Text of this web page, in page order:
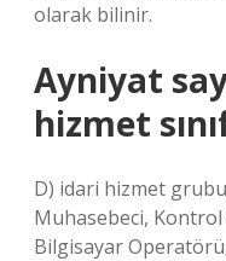
olarak bilinir.
Ayniyat
hizmet
D) idari hizmet
Muhasebeci,
Bilgisayar